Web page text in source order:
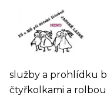
služby a prohlídku
čtyřkolkami a